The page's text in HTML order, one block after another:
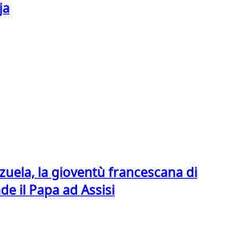
la gioventù francescana di
il Papa ad Assisi